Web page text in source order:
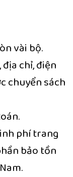
vài bộ.
chỉ, điện
chuyển sách
phí trang
bảo tồn